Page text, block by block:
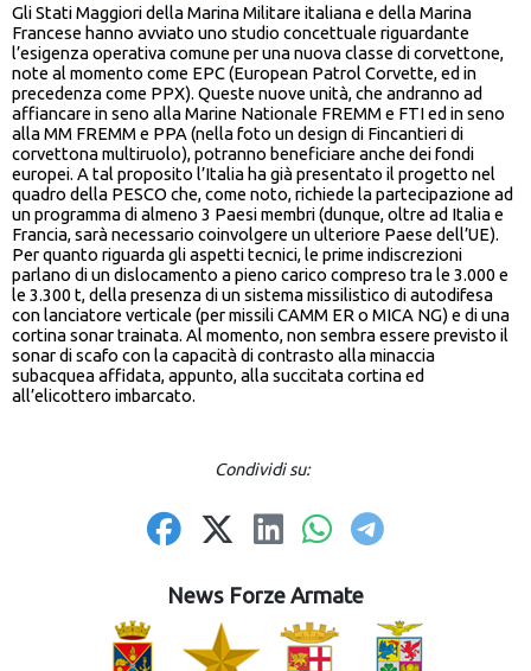
Gli Stati Maggiori della Marina Militare italiana e della Marina
Francese hanno avviato uno studio concettuale riguardante
l’esigenza operativa comune per una nuova classe di corvettone,
note al momento come EPC (European Patrol Corvette, ed in
precedenza come PPX). Queste nuove unità, che andranno ad
affiancare in seno alla Marine Nationale FREMM e FTI ed in seno
alla MM FREMM e PPA (nella foto un design di Fincantieri di
corvettona multiruolo), potranno beneficiare anche dei fondi
europei. A tal proposito l’Italia ha già presentato il progetto nel
quadro della PESCO che, come noto, richiede la partecipazione ad
un programma di almeno 3 Paesi membri (dunque, oltre ad Italia e
Francia, sarà necessario coinvolgere un ulteriore Paese dell’UE).
Per quanto riguarda gli aspetti tecnici, le prime indiscrezioni
parlano di un dislocamento a pieno carico compreso tra le 3.000 e
le 3.300 t, della presenza di un sistema missilistico di autodifesa
con lanciatore verticale (per missili CAMM ER o MICA NG) e di una
cortina sonar trainata. Al momento, non sembra essere previsto il
sonar di scafo con la capacità di contrasto alla minaccia
subacquea affidata, appunto, alla succitata cortina ed
all’elicottero imbarcato.
Condividi su:
News Forze Armate